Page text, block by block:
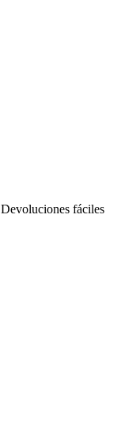
Devoluciones fáciles